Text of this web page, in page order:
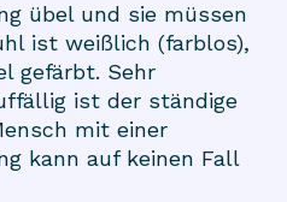
übel und sie müssen
ist weißlich (farblos),
gefärbt. Sehr
ist der ständige
mit einer
kann auf keinen Fall